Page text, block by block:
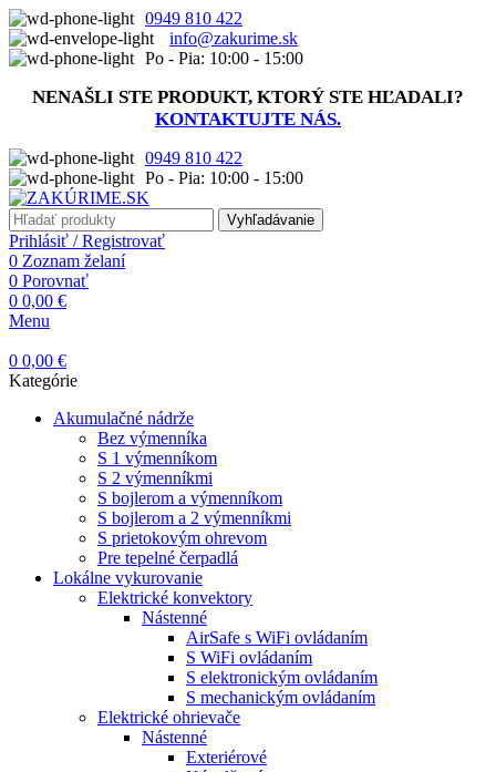
0949 810 422
info@zakurime.sk
Po - Pia: 10:00 - 15:00
NENAŠLI STE PRODUKT, KTORÝ STE HĽADALI?
KONTAKTUJTE NÁS.
0949 810 422
Po - Pia: 10:00 - 15:00
Vyhľadávanie
Prihlásiť / Registrovať
0 Zoznam želaní
0 Porovnať
0 0,00 €
Menu
0 0,00 €
Kategórie
Akumulačné nádrže
Bez výmenníka
S 1 výmenníkom
S 2 výmenníkmi
S bojlerom a výmenníkom
S bojlerom a 2 výmenníkmi
S prietokovým ohrevom
Pre tepelné čerpadlá
Lokálne vykurovanie
Elektrické konvektory
Nástenné
AirSafe s WiFi ovládaním
S WiFi ovládaním
S elektronickým ovládaním
S mechanickým ovládaním
Elektrické ohrievače
Nástenné
Exteriérové